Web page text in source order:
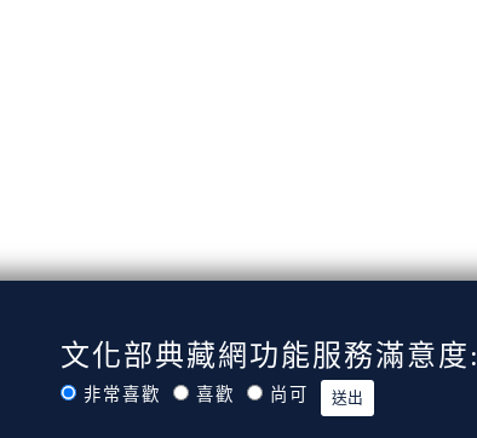
文化部典藏網功能服務滿意度:
非常喜歡 喜歡 尚可